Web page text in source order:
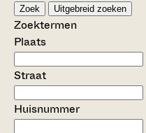
Zoek Uitgebreid zoeken
Zoektermen
Plaats
Straat
Huisnummer